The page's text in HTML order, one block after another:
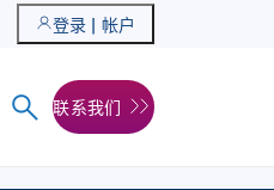
登录 | 帐户
联系我们